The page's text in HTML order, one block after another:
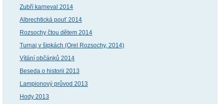
Zubří karneval 2014
Albrechtická pouť 2014
Rozsochy čtou dětem 2014
Turnaj v šipkách (Orel Rozsochy, 2014)
Vítání občánků 2014
Beseda o historii 2013
Lampionový průvod 2013
Hody 2013